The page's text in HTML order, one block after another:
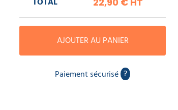
AJOUTER AU PANIER
Paiement sécurisé ?